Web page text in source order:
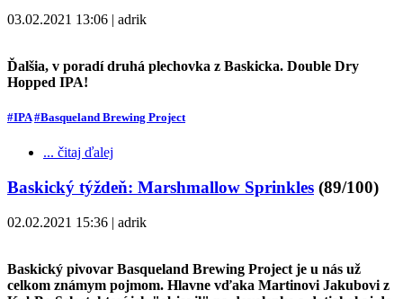
03.02.2021 13:06 | adrik
Ďalšia, v poradí druhá plechovka z Baskicka. Double Dry
Hopped IPA!
#IPA #Basqueland Brewing Project
... čitaj ďalej
Baskický týždeň: Marshmallow Sprinkles (89/100)
02.02.2021 15:36 | adrik
Baskický pivovar Basqueland Brewing Project je u nás už
celkom známym pojmom. Hlavne vďaka Martinovi Jakubovi z